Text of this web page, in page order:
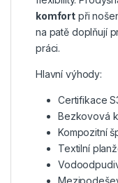
komfort při
na patě doplňují
práci.
Hlavní výhody:
Certifikace
Bezkovová
Kompozitní
Textilní